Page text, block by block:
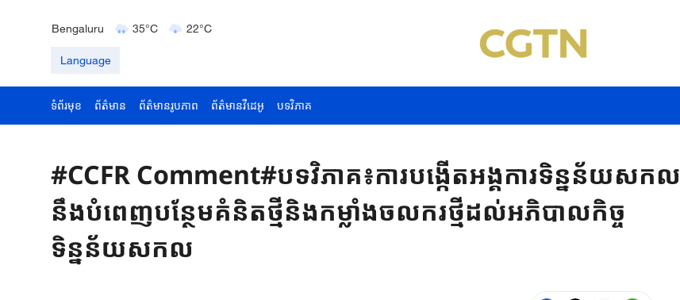
Bengaluru
35°C
22°C
Language
ទំព័រមុខ ព័ត៌មាន ព័ត៌មានរូបភាព ព័ត៌មានវីដេអូ បទវិភាគ
#CCFR Comment#បទវិភាគ៖ការបង្កើតអង្គការទិន្នន័យសកល
នឹងបំពេញបន្ថែមគំនិតថ្មីនិងកម្លាំងចលករថ្មីដល់អភិបាលកិច្ច
ទិន្នន័យសកល